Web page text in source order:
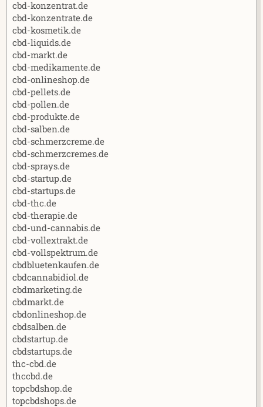
cbd-konzentrat.de
cbd-konzentrate.de
cbd-kosmetik.de
cbd-liquids.de
cbd-markt.de
cbd-medikamente.de
cbd-onlineshop.de
cbd-pellets.de
cbd-pollen.de
cbd-produkte.de
cbd-salben.de
cbd-schmerzcreme.de
cbd-schmerzcremes.de
cbd-sprays.de
cbd-startup.de
cbd-startups.de
cbd-thc.de
cbd-therapie.de
cbd-und-cannabis.de
cbd-vollextrakt.de
cbd-vollspektrum.de
cbdbluetenkaufen.de
cbdcannabidiol.de
cbdmarketing.de
cbdmarkt.de
cbdonlineshop.de
cbdsalben.de
cbdstartup.de
cbdstartups.de
thc-cbd.de
thccbd.de
topcbdshop.de
topcbdshops.de